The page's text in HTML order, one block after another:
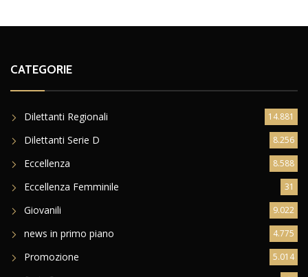
CATEGORIE
Dilettanti Regionali 14.881
Dilettanti Serie D 8.256
Eccellenza 8.588
Eccellenza Femminile 31
Giovanili 9.022
news in primo piano 4.775
Promozione 5.014